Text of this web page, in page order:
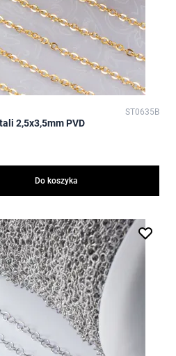
ST0635B
2,5x3,5mm PVD
Do koszyka